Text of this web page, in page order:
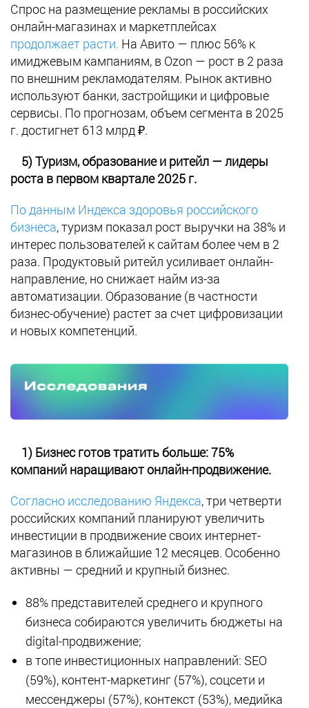
Спрос на размещение рекламы в российских
онлайн-магазинах и маркетплейсах
продолжает расти. На Авито — плюс 56% к
имиджевым кампаниям, в Ozon — рост в 2 раза
по внешним рекламодателям. Рынок активно
используют банки, застройщики и цифровые
сервисы. По прогнозам, объем сегмента в 2025
г. достигнет 613 млрд ₽.
5) Туризм, образование и ритейл — лидеры
роста в первом квартале 2025 г.
По данным Индекса здоровья российского
бизнеса, туризм показал рост выручки на 38% и
интерес пользователей к сайтам более чем в 2
раза. Продуктовый ритейл усиливает онлайн-
направление, но снижает найм из-за
автоматизации. Образование (в частности
бизнес-обучение) растет за счет цифровизации
и новых компетенций.
1) Бизнес готов тратить больше: 75%
компаний наращивают онлайн-продвижение.
Согласно исследованию Яндекса, три четверти
российских компаний планируют увеличить
инвестиции в продвижение своих интернет-
магазинов в ближайшие 12 месяцев. Особенно
активны — средний и крупный бизнес.
88% представителей среднего и крупного
бизнеса собираются увеличить бюджеты на
digital-продвижение;
в топе инвестиционных направлений: SEO
(59%), контент-маркетинг (57%), соцсети и
мессенджеры (57%), контекст (53%), медийка